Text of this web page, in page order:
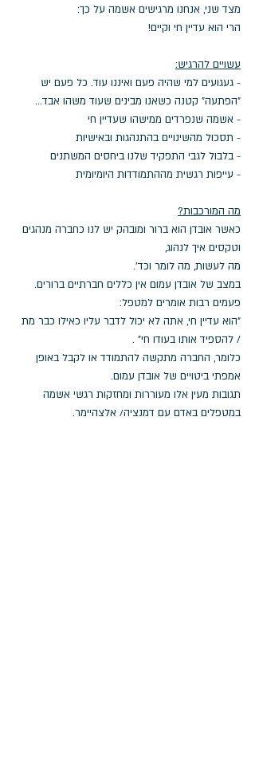
מצד שני, אנחנו מרגישים אשמה על כך:
הרי הוא עדיין חי וקיים!
עשויים להרגיש:
- געגועים למי שהיה פעם ואיננו עוד. כל פעם יש
"הפתעה" קטנה כשאנו מבינים שעוד משהו אבד...
- אשמה שנפרדים ממישהו שעדיין חי
- תסכול מהשינויים בהתנהגות ובאישיות
- בלבול לגבי התפקיד שלנו ביחסים המשתנים
- עייפות רגשית מההתמודדות היומיומית
מה המורכבות?
כאשר אובדן הוא ברור ומובהק יש לנו כחברה מנהגים
וטקסים איך לנהוג,
מה לעשות, מה לומר וכד'.
במצב של אובדן עמום אין כללים חברתיים ברורים.
פעמים רבות אומרים למטפל:
"הוא עדיין חי, אתה לא יכול לדבר עליו כאילו כבר מת
/ להספיד אותו בעודו חי" .
כלומר, החברה מתקשה להתמודד או לקבל באופן
אמפתי ביטויים של אובדן עמום.
תגובות מעין אלו מעוררות ומחזקות רגשי אשמה
במטפלים באדם עם דמנציה/ אלצהיימר.